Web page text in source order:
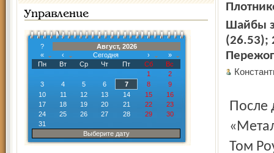
Управление
?
Август, 2026
«
‹ Сегодня ›
»
Пн
Вт Ср Чт Пт Сб
Вс
1
2
3
4 5 6 7 8
9
10
11 12 13 14 15
16
17
18 19 20 21 22
23
24
25 26 27 28 29
30
31
Выберите дату
Шайбы
(26.53);
После домашнего поражения от магнитогорского
Том